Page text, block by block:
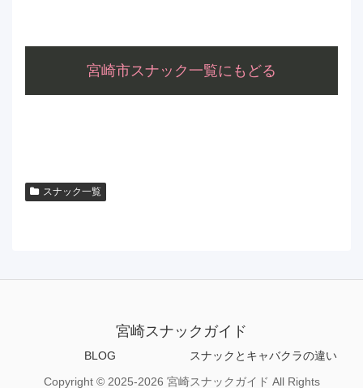
宮崎市スナック一覧にもどる
スナック一覧
宮崎スナックガイド
BLOG
スナックとキャバクラの違い
Copyright © 2025-2026 宮崎スナックガイド All Rights